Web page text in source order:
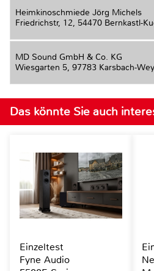
Heimkinoschmiede Jörg Michels
Friedrichstr, 12, 54470 Bernkastl-
MD Sound GmbH & Co. KG
Wiesgarten 5, 97783 Karsbach-
Das könnte Sie auch
Einzeltest
Fyne Audio